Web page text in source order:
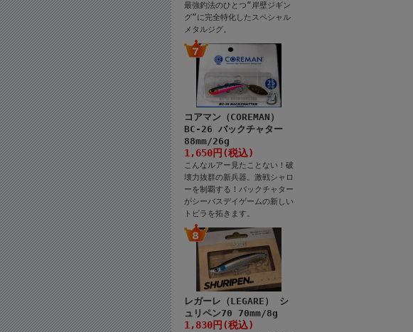
最強釣法のひとつ“岸壁ジギン
グ”に完全特化したスペシャル
メタルジグ。
コアマン（COREMAN）
BC-26 バックチャター
88mm/26g
1,650円(税込)
こんなルアー見たことない！破
壊力抜群の新兵器。激戦シャロ
ーを制覇する！バックチャター
がシーバスデイゲームの新しい
トビラを拓きます。
レガーレ（LEGARE） シ
ュリペン70 70mm/8g
1,830円(税込)